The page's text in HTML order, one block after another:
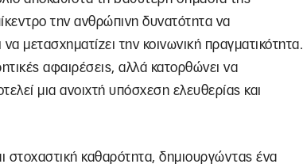
την ανθρώπινη δυνατότητα να
μετασχηματίζει την κοινωνική πραγματικότητα.
αφαιρέσεις, αλλά κατορθώνει να
μια ανοιχτή υπόσχεση ελευθερίας και
στοχαστική καθαρότητα, δημιουργώντας ένα